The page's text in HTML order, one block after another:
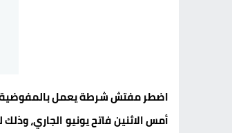
اضطر مفتش شرطة يعمل بالمفوضية